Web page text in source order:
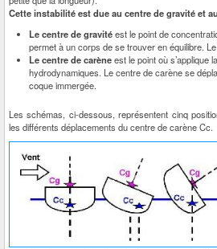
Cette instabilité est due au centre de gravité et
Le centre de gravitéest le point de
permet à un corps de se trouver en équilibre.
Le centre de carèneest le point où s’applique
hydrodynamiques. Le centre de carène se
coque immergée.
Les schémas, ci-dessous, représentent cinq
les différents déplacements du centre de carène Cc.